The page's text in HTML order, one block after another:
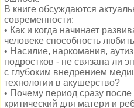
В книге обсуждаются
современности:
• Как и когда начинает
человеке способность
• Насилие, наркомания,
подростков - не связана ли
с глубоким внедрением
технологии в акушерство?
• Почему период сразу
критический для матери и